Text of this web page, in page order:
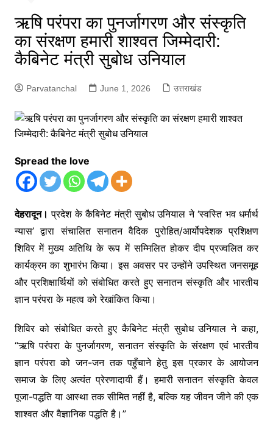
ऋषि परंपरा का पुनर्जागरण और संस्कृति
का संरक्षण हमारी शाश्वत जिम्मेदारी:
कैबिनेट मंत्री सुबोध उनियाल
Parvatanchal June 1, 2026 उत्तराखंड
Spread the love
देहरादून। प्रदेश के कैबिनेट मंत्री सुबोध उनियाल ने ‘स्वस्ति भव धर्मार्थ
न्यास’ द्वारा संचालित सनातन वैदिक पुरोहित/आर्योपदेशक प्रशिक्षण
शिविर में मुख्य अतिथि के रूप में सम्मिलित होकर दीप प्रज्वलित कर
कार्यक्रम का शुभारंभ किया। इस अवसर पर उन्होंने उपस्थित जनसमूह
और प्रशिक्षार्थियों को संबोधित करते हुए सनातन संस्कृति और भारतीय
ज्ञान परंपरा के महत्व को रेखांकित किया।
शिविर को संबोधित करते हुए कैबिनेट मंत्री सुबोध उनियाल ने कहा,
“ऋषि परंपरा के पुनर्जागरण, सनातन संस्कृति के संरक्षण एवं भारतीय
ज्ञान परंपरा को जन-जन तक पहुँचाने हेतु इस प्रकार के आयोजन
समाज के लिए अत्यंत प्रेरणादायी हैं। हमारी सनातन संस्कृति केवल
पूजा-पद्धति या आस्था तक सीमित नहीं है, बल्कि यह जीवन जीने की एक
शाश्वत और वैज्ञानिक पद्धति है।”